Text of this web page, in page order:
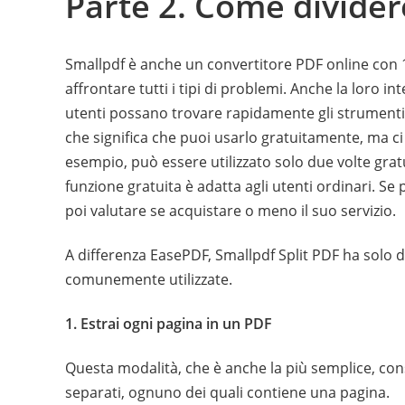
Smallpdf è anche un convertitore PDF online
affrontare tutti i tipi di problemi. Anche la loro
utenti possano trovare rapidamente gli
che significa che puoi usarlo gratuitamente, ma
esempio, può essere utilizzato solo due volte
funzione gratuita è adatta agli utenti ordinari.
poi valutare se acquistare o meno il suo servizio.
A differenza EasePDF, Smallpdf Split PDF ha
comunemente utilizzate.
1. Estrai ogni pagina in un PDF
Questa modalità, che è anche la più semplice,
separati, ognuno dei quali contiene una pagina.